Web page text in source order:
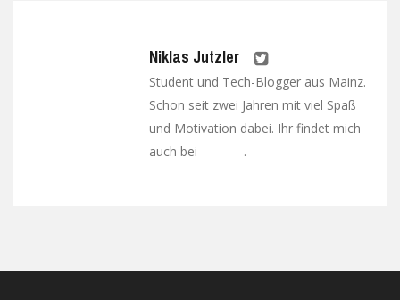
Niklas Jutzler
Student und Tech-Blogger aus Mainz.
Schon seit zwei Jahren mit viel Spaß
und Motivation dabei. Ihr findet mich
auch bei
.